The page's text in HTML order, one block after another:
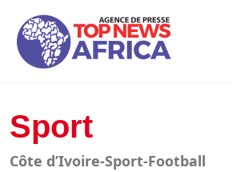
Sport
Côte d’Ivoire-Sport-Football